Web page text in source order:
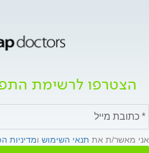
הצטרפו לרשימת
אני מאשר/ת את תנאי השימוש ומדיניות